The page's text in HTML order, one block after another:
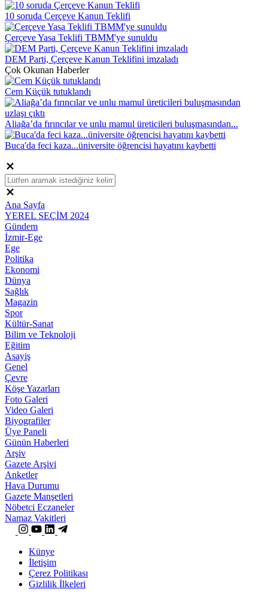
10 soruda Çerçeve Kanun Teklifi
Çerçeve Yasa Teklifi TBMM'ye sunuldu
DEM Parti, Çerçeve Kanun Teklifini imzaladı
Çok Okunan Haberler
Cem Küçük tutuklandı
Aliağa’da fırıncılar ve unlu mamul üreticileri buluşmasından...
Buca'da feci kaza...üniversite öğrencisi hayatını kaybetti
Ana Sayfa
YEREL SEÇİM 2024
Gündem
İzmir-Ege
Ege
Politika
Ekonomi
Dünya
Sağlık
Magazin
Spor
Kültür-Sanat
Bilim ve Teknoloji
Eğitim
Asayiş
Genel
Çevre
Köşe Yazarları
Foto Galeri
Video Galeri
Biyografiler
Üye Paneli
Günün Haberleri
Arşiv
Gazete Arşivi
Anketler
Hava Durumu
Gazete Manşetleri
Nöbetci Eczaneler
Namaz Vakitleri
Künye
İletişim
Çerez Politikası
Gizlilik İlkeleri